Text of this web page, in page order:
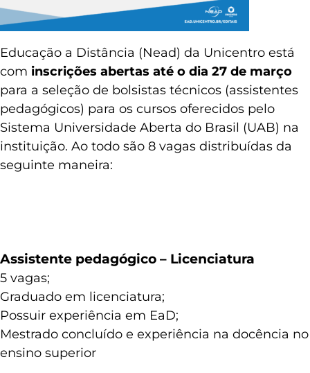
Educação a Distância (Nead) da Unicentro está
com inscrições abertas até o dia 27 de março
para a seleção de bolsistas técnicos (assistentes
pedagógicos) para os cursos oferecidos pelo
Sistema Universidade Aberta do Brasil (UAB) na
instituição. Ao todo são 8 vagas distribuídas da
seguinte maneira:
Assistente pedagógico – Licenciatura
5 vagas;
Graduado em licenciatura;
Possuir experiência em EaD;
Mestrado concluído e experiência na docência no
ensino superior